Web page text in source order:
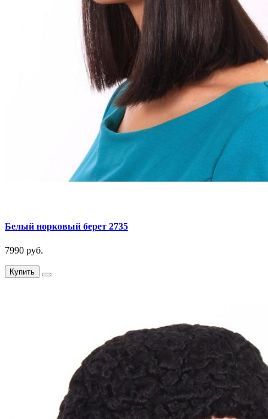
Белый норковый берет 2735
7990 руб.
Купить